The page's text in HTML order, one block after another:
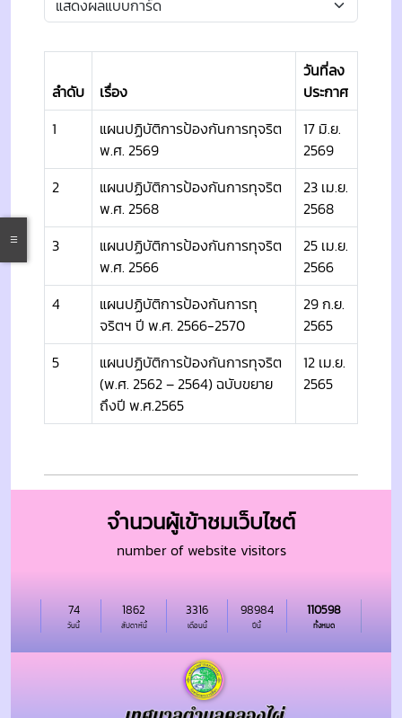
ลำดับ เรื่อง
วันที่ลง
ประกาศ
1
แผนปฏิบัติการป้องกันการทุจริต
พ.ศ. 2569
17 มิ.ย.
2569
2
แผนปฏิบัติการป้องกันการทุจริต
พ.ศ. 2568
23 เม.ย.
2568
3
แผนปฏิบัติการป้องกันการทุจริต
พ.ศ. 2566
25 เม.ย.
2566
4
แผนปฏิบัติการป้องกันการทุ
จริตฯ ปี พ.ศ. 2566-2570
29 ก.ย.
2565
5
แผนปฏิบัติการป้องกันการทุจริต
(พ.ศ. 2562 – 2564) ฉบับขยาย
ถึงปี พ.ศ.2565
12 เม.ย.
2565
จำนวนผู้เข้าชมเว็บไซต์
number of website visitors
วันนี้
74
สัปดาห์นี้
1862
เดือนนี้
3316
ปีนี้
98984
ทั้งหมด
110598